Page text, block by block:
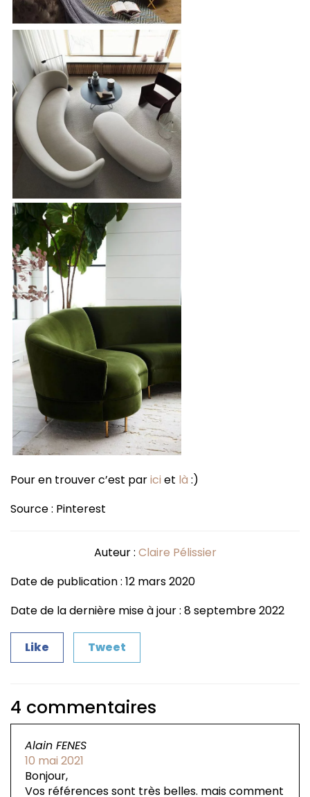
Pour en trouver c’est parici et là :)
Source : Pinterest
Auteur : Claire Pélissier
Date de publication : 12 mars 2020
Date de la dernière mise à jour : 8 septembre 2022
Like Tweet
4 commentaires
Alain FENES
10 mai 2021
Bonjour,
Vos références sont très belles. mais comment